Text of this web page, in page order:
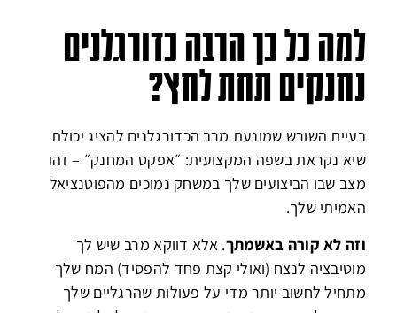
למה כל כך הרבה כדורגלנים
נחנקים תחת לחץ?
בעיית השורש שמונעת מרב הכדורגלנים להציג יכולת
שיא נקראת בשפה המקצועית: ״אפקט המחנק״ –זהו
מצב שבו הביצועים שלך במשחק נמוכים מהפוטנציאל
האמיתי שלך.
וזה לא קורה באשמתך. אלא דווקא מרב שיש לך
מוטיבציה לנצח (ואולי קצת פחד להפסיד)המח שלך
מתחיל לחשוב יותר מדי על פעולות שהרגליים שלך